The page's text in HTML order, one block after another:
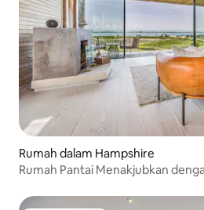
Rumah dalam Hampshire
Rumah Pantai Menakjubkan